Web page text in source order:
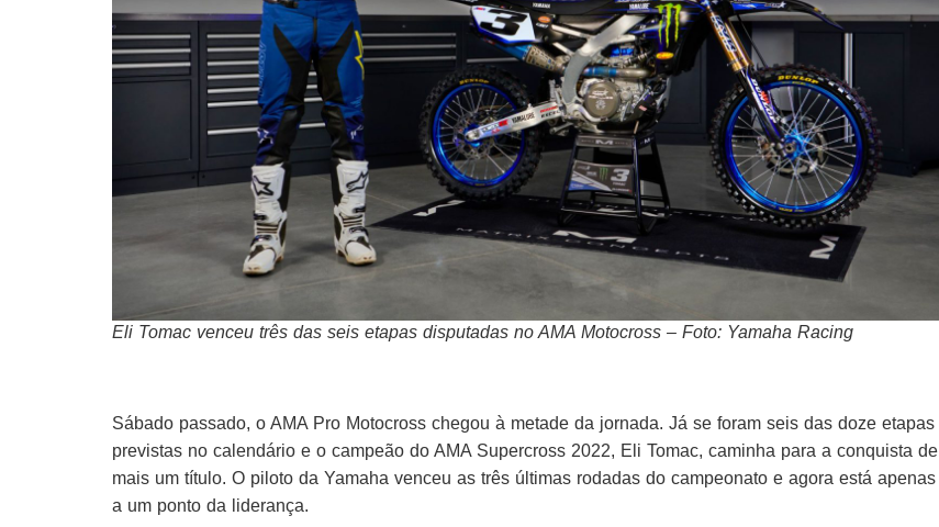
Eli Tomac venceu três das seis etapas disputadas no AMA Motocross – Foto: Yamaha Racing
Sábado passado, o AMA Pro Motocross chegou à metade da jornada. Já se foram seis das doze etapas
previstas no calendário e o campeão do AMA Supercross 2022, Eli Tomac, caminha para a conquista de
mais um título. O piloto da Yamaha venceu as três últimas rodadas do campeonato e agora está apenas
a um ponto da liderança.